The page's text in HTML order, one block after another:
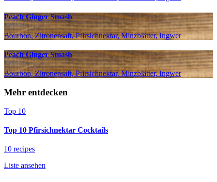
Peach Ginger Smash
Bourbon, Zitronensaft, Pfirsichnektar, Minzblätter, Ingwer
Peach Ginger Smash
Bourbon, Zitronensaft, Pfirsichnektar, Minzblätter, Ingwer
Mehr entdecken
Top 10
Top 10 Pfirsichnektar Cocktails
10 recipes
Liste ansehen